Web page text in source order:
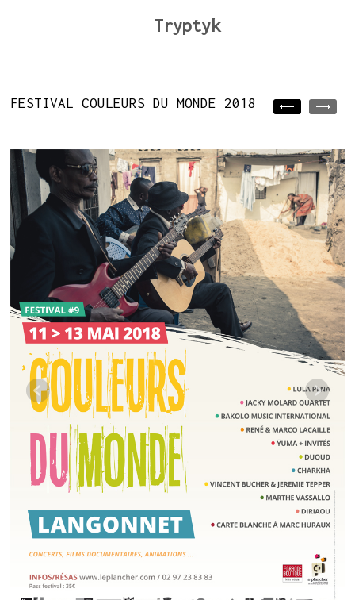
Tryptyk
FESTIVAL COULEURS DU MONDE 2018